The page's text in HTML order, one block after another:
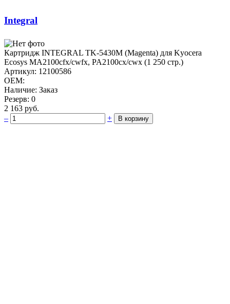
Integral
Картрид­ж INTEGRAL TK-5430M (Magenta) ­для Kyocera
Ecosys MA2100cfx/c­wfx, PA2100cx/cwx (1 250 стр.)­
Артикул: 12100586
OEM:
Наличие: Заказ
Резерв: 0
2 163 руб.
–
+ В корзину